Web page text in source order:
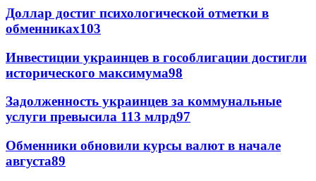
Доллар достиг психологической отметки в
обменниках103
Инвестиции украинцев в гособлигации достигли
исторического максимума98
Задолженность украинцев за коммунальные
услуги превысила 113 млрд97
Обменники обновили курсы валют в начале
августа89